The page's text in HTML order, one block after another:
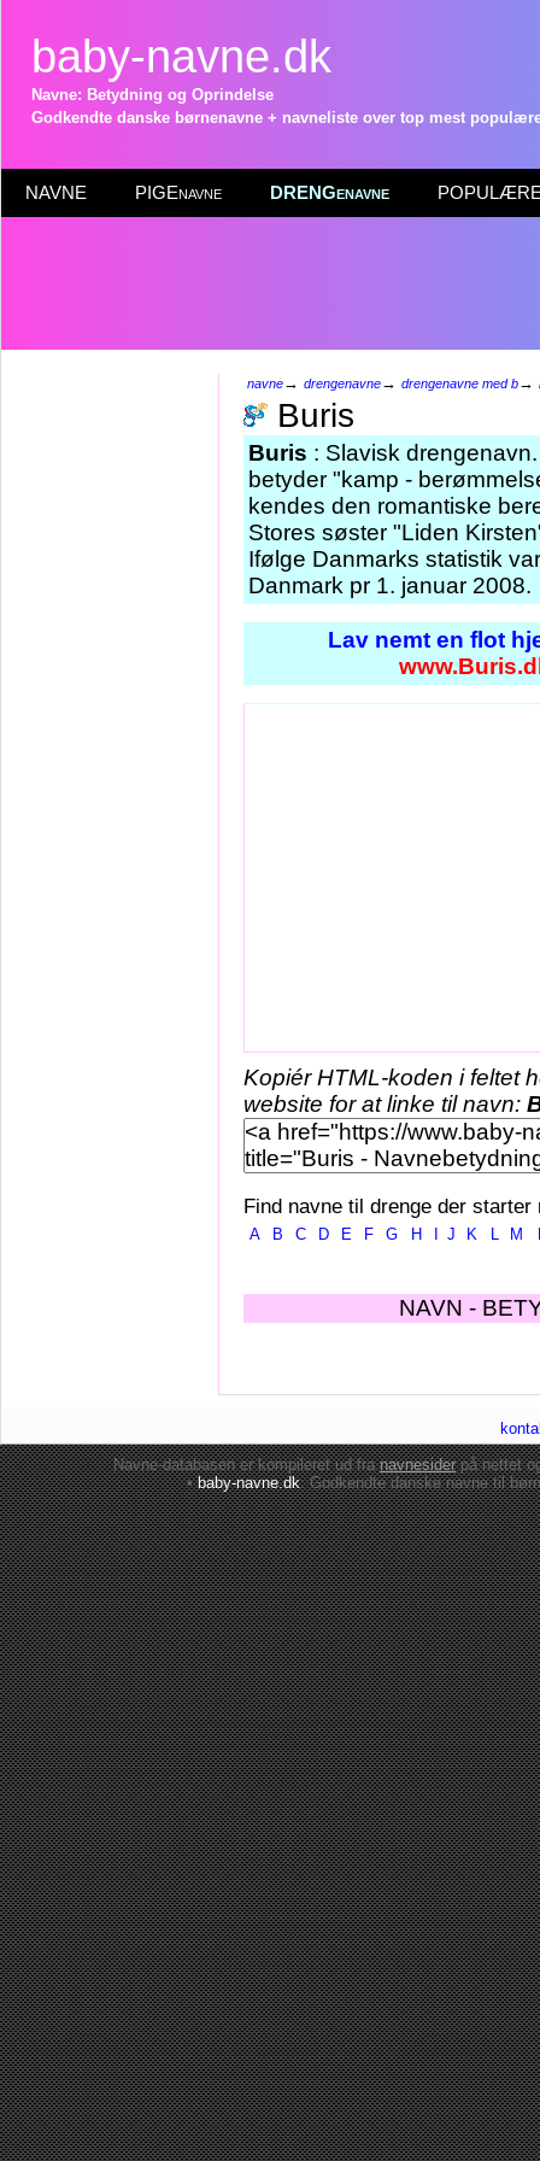
baby-navne.dk
Navne: Betydning og Oprindelse
Godkendte danske børnenavne + navneliste over top mest
NAVNE PIGEnavne DRENGenavne POPULÆRE
navne→ drengenavne→ drengenavne med b→
Buris
Buris : Slavisk
betyder "kamp -
kendes den romantiske
Stores søster "Liden
Ifølge Danmarks statistik
Danmark pr 1. januar 2008.
Lav nemt en flot
Kopiér HTML-koden i feltet
website for at linke til navn:
Find navne til drenge der starter
A B C D E F G H J K L M
NAVN -
Navne-databasen er kompileret ud franavnesiderpå nettet
•baby-navne.dk: Godkendte danskenavne til børn